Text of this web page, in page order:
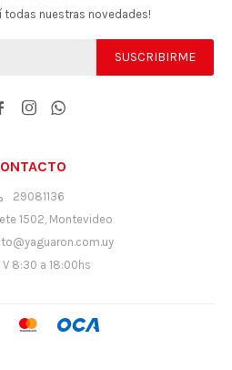
29081136
1502, Montevideo
V 8:30 a 18:00hs
todas nuestras novedades!
SUSCRIBIRME
 